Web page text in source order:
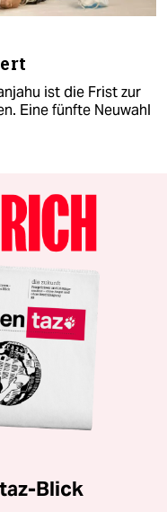
ist die Frist zur
Eine fünfte Neuwahl
Blick